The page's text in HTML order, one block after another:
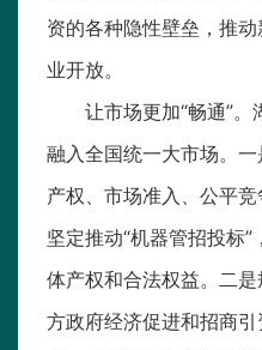
资的各种隐性壁垒，推
业开放。
让市场更加“畅通”。
融入全国统一大市场。
产权、市场准入、公平
坚定推动“机器管招投标
体产权和合法权益。二
方政府经济促进和招商